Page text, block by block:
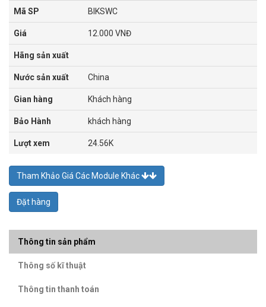
Mã SP BIKSWC
Giá 12.000 VNĐ
Hãng sản xuất
Nước sản xuất China
Gian hàng Khách hàng
Bảo Hành khách hàng
Lượt xem 24.56K
Tham Khảo Giá Các Module Khác
Đặt hàng
Thông tin sản phẩm
Thông số kĩ thuật
Thông tin thanh toán